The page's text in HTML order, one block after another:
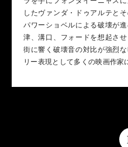
したヴァンダ・ドゥアルテと
パワーショベルによる破壊が
津、溝口、フォードを想起さ
街に響く破壊音の対比が強烈
リー表現として多くの映画作家